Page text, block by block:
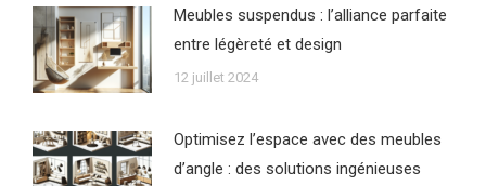
Meubles suspendus : l’alliance parfaite
entre légèreté et design
12 juillet 2024
Optimisez l’espace avec des meubles
d’angle : des solutions ingénieuses